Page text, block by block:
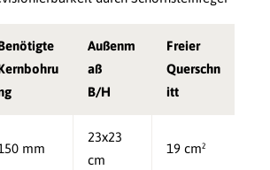
Außenm
aß
B/H
Freier
Querschn
itt
mm
23x23
cm
19 cm²